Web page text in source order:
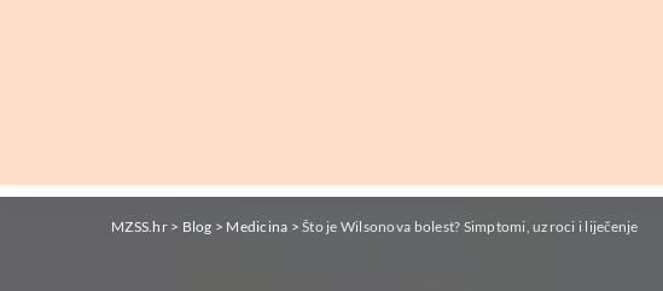
MZSS.hr> Blog > Medicina >Što je Wilsonova bolest? Simptomi, uzroci i liječenje